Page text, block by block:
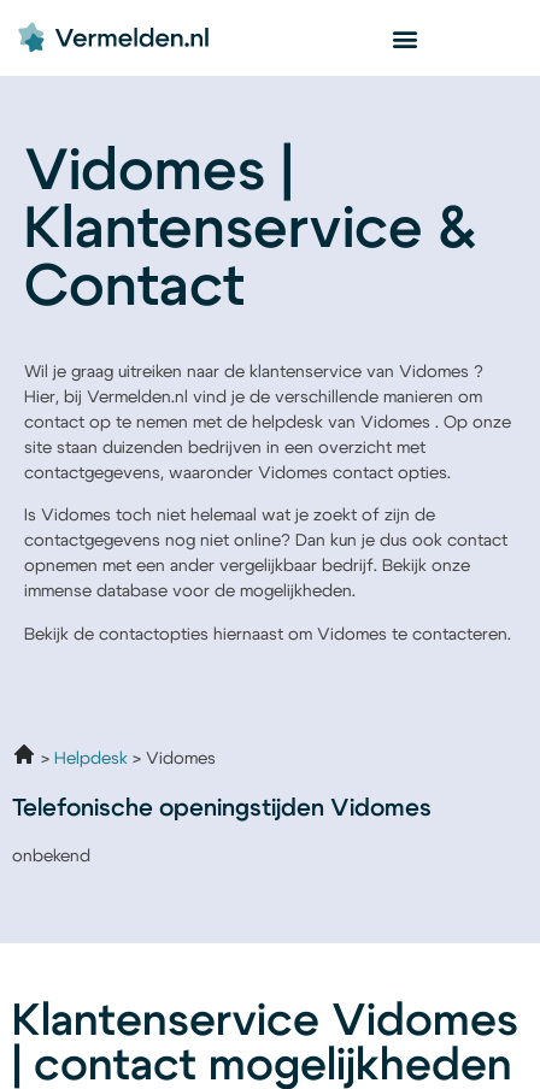
Vidomes |
Klantenservice &
Contact
Wil je graag uitreiken naar de klantenservice van Vidomes ?
Hier, bij Vermelden.nl vind je de verschillende manieren om
contact op te nemen met de helpdesk van Vidomes . Op onze
site staan duizenden bedrijven in een overzicht met
contactgegevens, waaronder Vidomes contact opties.
Is Vidomes toch niet helemaal wat je zoekt of zijn de
contactgegevens nog niet online? Dan kun je dus ook contact
opnemen met een ander vergelijkbaar bedrijf. Bekijk onze
immense database voor de mogelijkheden.
Bekijk de contactopties hiernaast om Vidomes te contacteren.
Helpdesk Vidomes
Telefonische openingstijden Vidomes
onbekend
Klantenservice Vidomes
| contact mogelijkheden